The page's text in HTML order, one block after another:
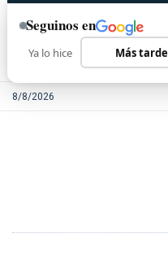
8/8/2026
Seguinos en
Ya lo hice Más tarde